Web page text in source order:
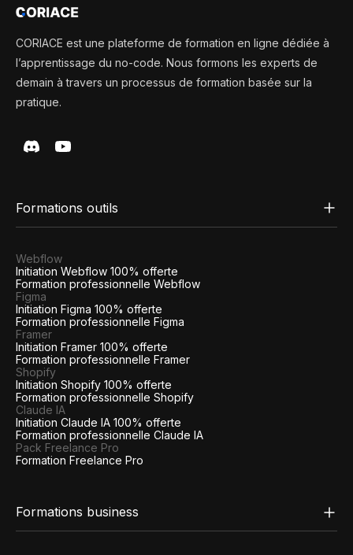
CORIACE est une plateforme de formation en ligne dédiée à
l’apprentissage du no-code. Nous formons les experts de
demain à travers un processus de formation basée sur la
pratique.
Formations outils
Webflow
Initiation Webflow 100% offerte
Formation professionnelle Webflow
Figma
Initiation Figma 100% offerte
Formation professionnelle Figma
Framer
Initiation Framer 100% offerte
Formation professionnelle Framer
Shopify
Initiation Shopify 100% offerte
Formation professionnelle Shopify
Claude IA
Initiation Claude IA 100% offerte
Formation professionnelle Claude IA
Pack Freelance Pro
Formation Freelance Pro
Formations business